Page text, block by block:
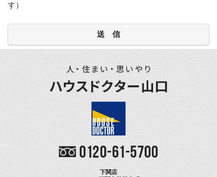
す）
送 信
下関店